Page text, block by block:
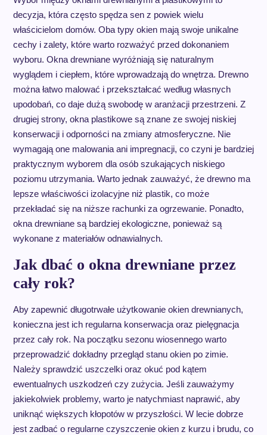
decyzja, która często spędza sen z powiek wielu
właścicielom domów. Oba typy okien mają swoje unikalne
cechy i zalety, które warto rozważyć przed dokonaniem
wyboru. Okna drewniane wyróżniają się naturalnym
wyglądem i ciepłem, które wprowadzają do wnętrza. Drewno
można łatwo malować i przekształcać według własnych
upodobań, co daje dużą swobodę w aranżacji przestrzeni. Z
drugiej strony, okna plastikowe są znane ze swojej niskiej
konserwacji i odporności na zmiany atmosferyczne. Nie
wymagają one malowania ani impregnacji, co czyni je bardziej
praktycznym wyborem dla osób szukających niskiego
poziomu utrzymania. Warto jednak zauważyć, że drewno ma
lepsze właściwości izolacyjne niż plastik, co może
przekładać się na niższe rachunki za ogrzewanie. Ponadto,
okna drewniane są bardziej ekologiczne, ponieważ są
wykonane z materiałów odnawialnych.
Jak dbać o okna drewniane przez
cały rok?
Aby zapewnić długotrwałe użytkowanie okien drewnianych,
konieczna jest ich regularna konserwacja oraz pielęgnacja
przez cały rok. Na początku sezonu wiosennego warto
przeprowadzić dokładny przegląd stanu okien po zimie.
Należy sprawdzić uszczelki oraz okuć pod kątem
ewentualnych uszkodzeń czy zużycia. Jeśli zauważymy
jakiekolwiek problemy, warto je natychmiast naprawić, aby
uniknąć większych kłopotów w przyszłości. W lecie dobrze
jest zadbać o regularne czyszczenie okien z kurzu i brudu, co